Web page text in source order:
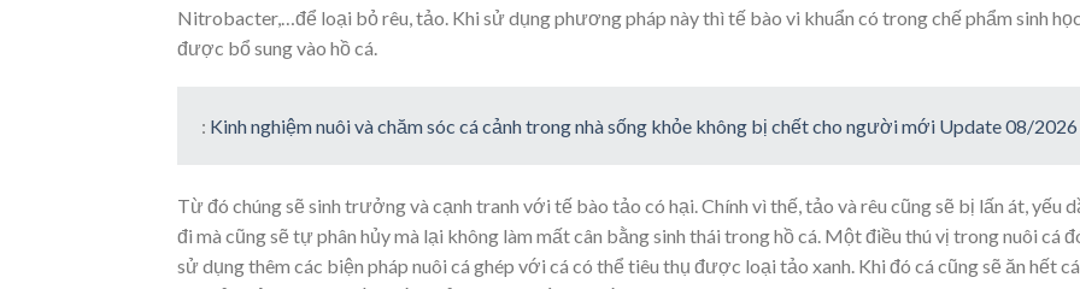
Nitrobacter,…để loại bỏ rêu, tảo. Khi sử dụng phương pháp này thì tế bào vi khuẩn có trong chế phẩm sinh
được bổ sung vào hồ cá.
: Kinh nghiệm nuôi và chăm sóc cá cảnh trong nhà sống khỏe không bị chết cho người mới Update 08/2026
Từ đó chúng sẽ sinh trưởng và cạnh tranh với tế bào tảo có hại. Chính vì thế, tảo và rêu cũng sẽ bị lấn át, yếu
đi mà cũng sẽ tự phân hủy mà lại không làm mất cân bằng sinh thái trong hồ cá. Một điều thú vị trong nuôi cá
sử dụng thêm các biện pháp nuôi cá ghép với cá có thể tiêu thụ được loại tảo xanh. Khi đó cá cũng sẽ ăn hết